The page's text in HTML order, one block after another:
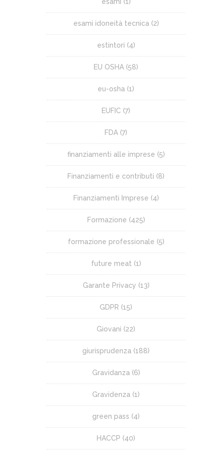
esami idoneità tecnica (2)
estintori (4)
EU OSHA (58)
eu-osha (1)
EUFIC (7)
FDA (7)
finanziamenti alle imprese (5)
Finanziamenti e contributi (8)
Finanziamenti Imprese (4)
Formazione (425)
formazione professionale (5)
future meat (1)
Garante Privacy (13)
GDPR (15)
Giovani (22)
giurisprudenza (188)
Gravidanza (6)
Gravidenza (1)
green pass (4)
HACCP (40)